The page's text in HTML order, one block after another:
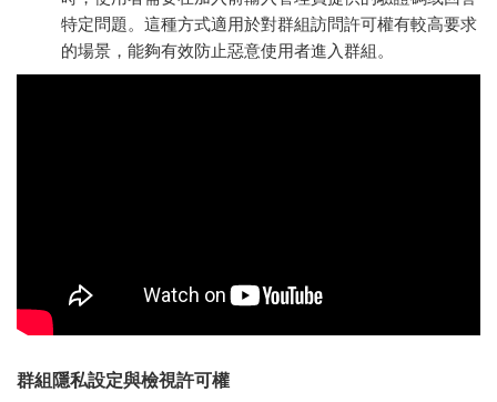
特定問題。這種方式適用於對群組訪問許可權有較高要求
的場景，能夠有效防止惡意使用者進入群組。
群組隱私設定與檢視許可權